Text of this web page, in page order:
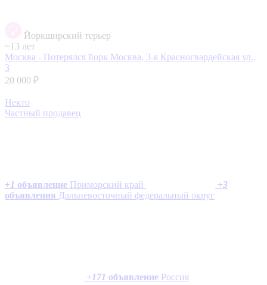
Йоркширский терьер
~13 лет
Москва - Потерялся йорк Москва, 3-я Красногвардейская ул.,
3
20 000 ₽
Некто
Частный продавец
+1 объявление Приморский край +3
объявления Дальневосточный федеральный округ
+171 объявление Россия